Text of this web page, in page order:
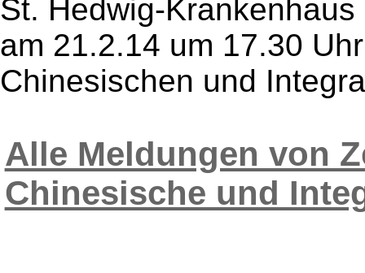
St. Hedwig-
am 21.2.14 um 17.30
Chinesischen und
Alle Meldungen von
Chinesische und